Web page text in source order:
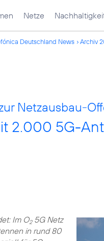
Netze
Deutschland News Archiv
Netzausbau-
2.000 5G-
Im O25G Netz
in rund 80